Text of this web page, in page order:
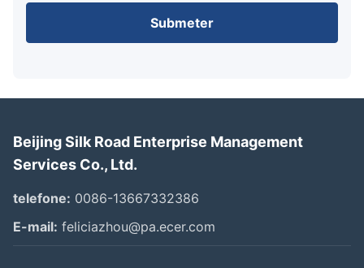
Submeter
Beijing Silk Road Enterprise Management
Services Co., Ltd.
telefone: 0086-13667332386
E-mail: feliciazhou@pa.ecer.com